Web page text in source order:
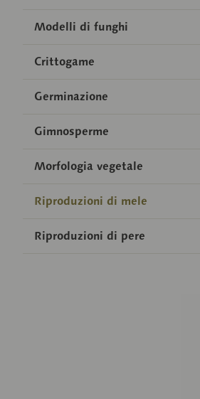
Modelli di funghi
Crittogame
Germinazione
Gimnosperme
Morfologia vegetale
Riproduzioni di mele
Riproduzioni di pere